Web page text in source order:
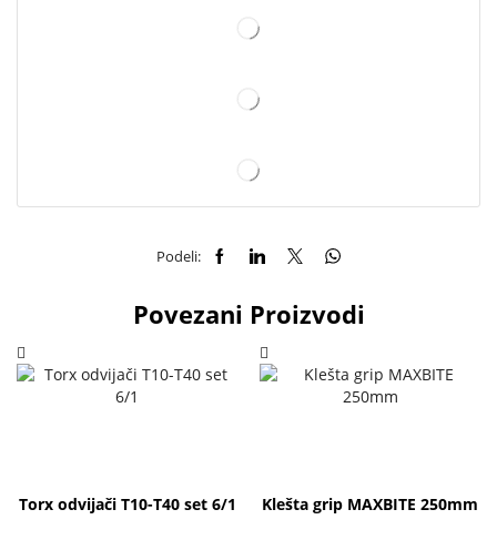
Podeli:
Povezani Proizvodi
Torx odvijači T10-T40 set 6/1 Klešta grip MAXBITE 250mm